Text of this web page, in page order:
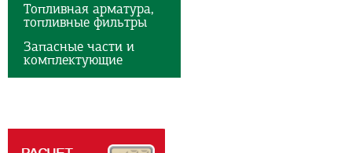
Топливная арматура,
топливные фильтры
Запасные части и
комплектующие